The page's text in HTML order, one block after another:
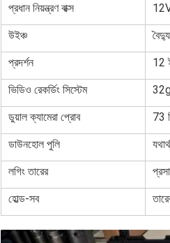
প্রধান নিয়ন্ত্রণ বাক্স
উইঞ্চ
প্রদর্শন 12
ভিডিও রেকর্ডিং সিস্টেম
ডুয়াল ক্যামেরা প্রোব 73
ডাউনহোল পুলি
লগিং তারের
হোল্ড-সব